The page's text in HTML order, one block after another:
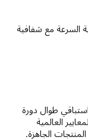
السرعة مع شفافية
طوال دورة
العالمية
الجاهزة.